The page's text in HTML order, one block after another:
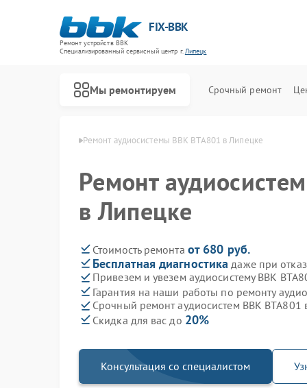
FIX-BBK
Ремонт устройств BBK
Специализированный cервисный центр г.Липецк
Мы ремонтируем Срочный ремонт
Ремонт аудиосистемы BBK BTA801 в Липецке
Ремонт
в Липецке
Стоимость ремонта от 680 руб.
Бесплатная диагностика даже при
Привезем и увезем аудиосистему BBK
Гарантия на наши работы по ремонту
Срочный ремонт аудиосистем BBK BTA801
Скидка для вас до 20%
Консультация со специалистом